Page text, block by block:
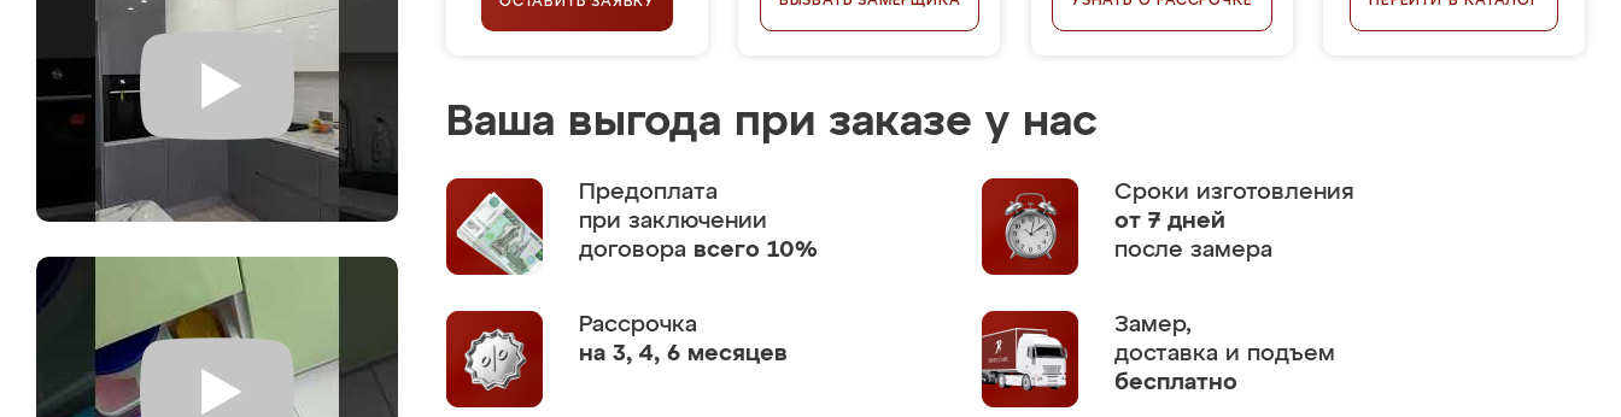
Ваша выгода при заказе у нас
Предоплата
при заключении
договора всего 10%
Сроки изготовления
от 7 дней
после замера
Рассрочка
на 3, 4, 6 месяцев
Замер,
доставка и подъем
бесплатно